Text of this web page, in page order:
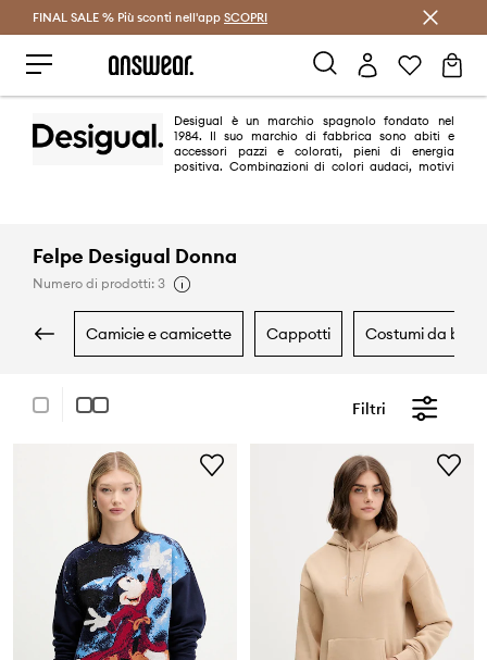
Risparmia con Answear Club >
FINAL SALE % Più sconti nell'app SCOPRI
Desigual è un marchio spagnolo fondato nel
1984. Il suo marchio di fabbrica sono abiti e
accessori pazzi e colorati, pieni di energia
positiva. Combinazioni di colori audaci, motivi
Felpe Desigual Donna
Numero di prodotti: 3
camicie e camicette cappotti costumi da
Filtri